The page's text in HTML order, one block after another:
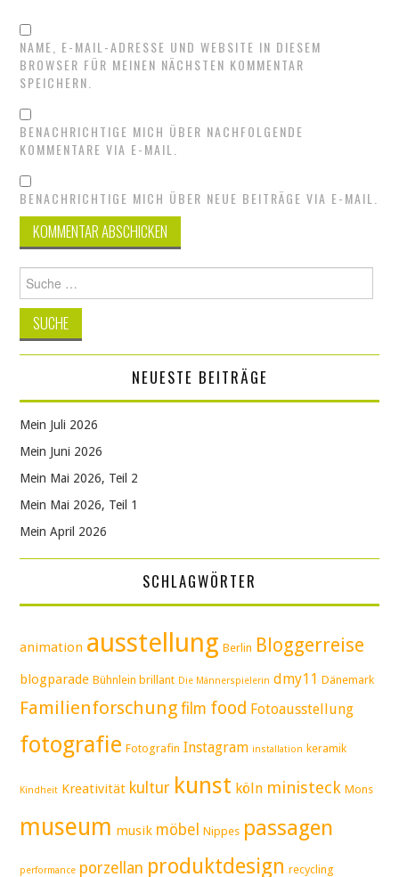
NAME, E-MAIL-ADRESSE UND WEBSITE IN DIESEM
BROWSER FÜR MEINEN NÄCHSTEN KOMMENTAR
SPEICHERN.
BENACHRICHTIGE MICH ÜBER NACHFOLGENDE
KOMMENTARE VIA E-MAIL.
BENACHRICHTIGE MICH ÜBER NEUE BEITRÄGE VIA E-MAIL.
nach:
NEUESTE BEITRÄGE
Mein Juli 2026
Mein Juni 2026
Mein Mai 2026, Teil 2
Mein Mai 2026, Teil 1
Mein April 2026
SCHLAGWÖRTER
animation ausstellung Berlin Bloggerreise
blogparade Bühnlein brillant Die Männerspielerin dmy11 Dänemark
Familienforschung film food Fotoausstellung
fotografie Fotografin Instagram installation keramik
Kindheit Kreativität kultur kunst köln ministeck Mons
museum musik möbel Nippes passagen
performance porzellan produktdesign recycling